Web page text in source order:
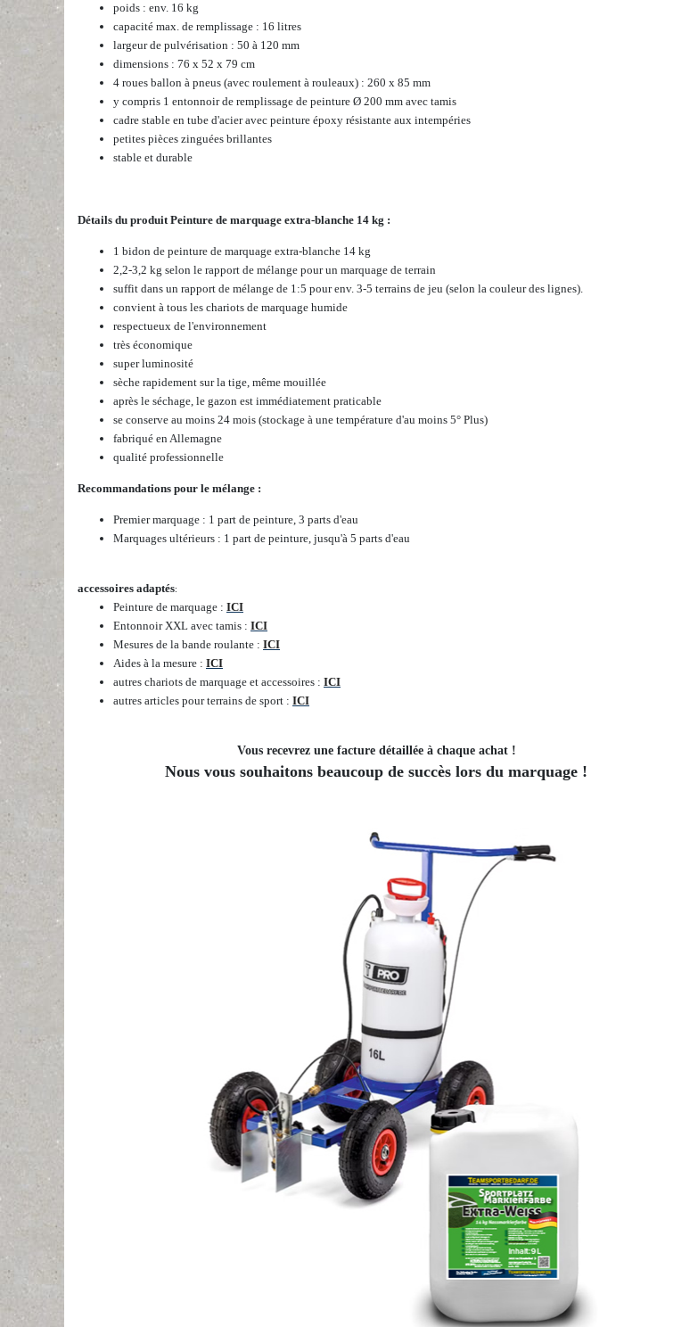
poids : env. 16 kg
capacité max. de remplissage : 16 litres
largeur de pulvérisation : 50 à 120 mm
dimensions : 76 x 52 x 79 cm
4 roues ballon à pneus (avec roulement à rouleaux) : 260 x 85 mm
y compris 1 entonnoir de remplissage de peinture Ø 200 mm avec tamis
cadre stable en tube d'acier avec peinture époxy résistante aux intempéries
petites pièces zinguées brillantes
stable et durable
Détails du produit Peinture de marquage extra-blanche 14 kg :
1 bidon de peinture de marquage extra-blanche 14 kg
2,2-3,2 kg selon le rapport de mélange pour un marquage de terrain
suffit dans un rapport de mélange de 1:5 pour env. 3-5 terrains de jeu (selon la couleur des lignes).
convient à tous les chariots de marquage humide
respectueux de l'environnement
très économique
super luminosité
sèche rapidement sur la tige, même mouillée
après le séchage, le gazon est immédiatement praticable
se conserve au moins 24 mois (stockage à une température d'au moins 5° Plus)
fabriqué en Allemagne
qualité professionnelle
Recommandations pour le mélange :
Premier marquage : 1 part de peinture, 3 parts d'eau
Marquages ultérieurs : 1 part de peinture, jusqu'à 5 parts d'eau
accessoires adaptés:
Peinture de marquage : ICI
Entonnoir XXL avec tamis : ICI
Mesures de la bande roulante : ICI
Aides à la mesure : ICI
autres chariots de marquage et accessoires : ICI
autres articles pour terrains de sport : ICI
Vous recevrez une facture détaillée à chaque achat !
Nous vous souhaitons beaucoup de succès lors du marquage !